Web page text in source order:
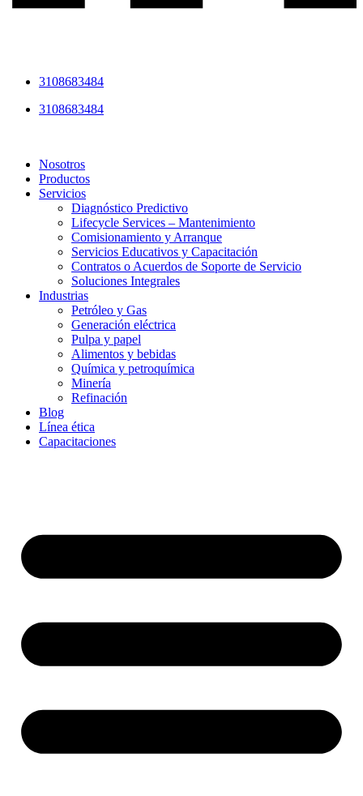
3108683484
3108683484
Nosotros
Productos
Servicios
Diagnóstico Predictivo
Lifecycle Services – Mantenimiento
Comisionamiento y Arranque
Servicios Educativos y Capacitación
Contratos o Acuerdos de Soporte de Servicio
Soluciones Integrales
Industrias
Petróleo y Gas
Generación eléctrica
Pulpa y papel
Alimentos y bebidas
Química y petroquímica
Minería
Refinación
Blog
Línea ética
Capacitaciones